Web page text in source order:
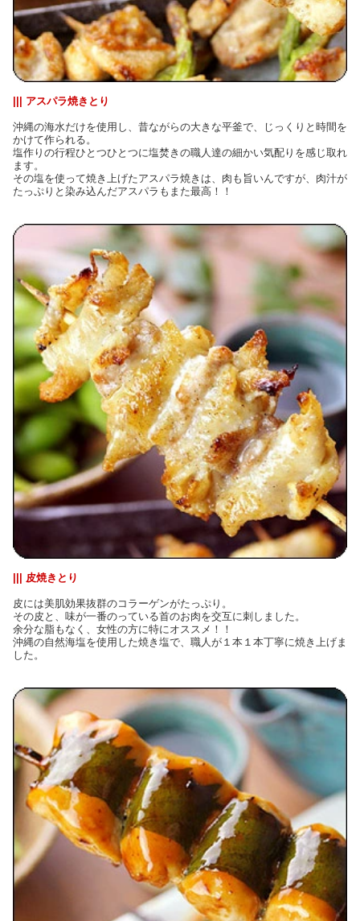
||| アスパラ焼きとり
沖縄の海水だけを使用し、昔ながらの大きな平釜で、じっくりと時間を
かけて作られる。
塩作りの行程ひとつひとつに塩焚きの職人達の細かい気配りを感じ取れ
ます。
その塩を使って焼き上げたアスパラ焼きは、肉も旨いんですが、肉汁が
たっぷりと染み込んだアスパラもまた最高！！
||| 皮焼きとり
皮には美肌効果抜群のコラーゲンがたっぷり。
その皮と、味が一番のっている首のお肉を交互に刺しました。
余分な脂もなく、女性の方に特にオススメ！！
沖縄の自然海塩を使用した焼き塩で、職人が１本１本丁寧に焼き上げま
した。